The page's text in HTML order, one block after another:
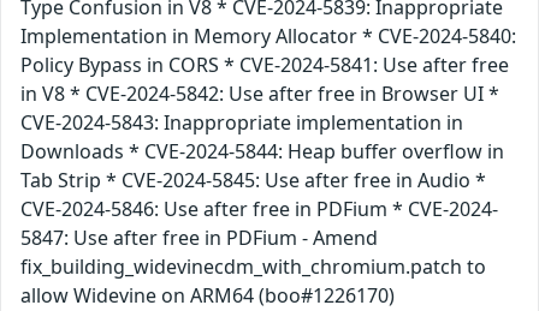
Type Confusion in V8 * CVE-2024-5839: Inappropriate
Implementation in Memory Allocator * CVE-2024-5840:
Policy Bypass in CORS * CVE-2024-5841: Use after free
in V8 * CVE-2024-5842: Use after free in Browser UI *
CVE-2024-5843: Inappropriate implementation in
Downloads * CVE-2024-5844: Heap buffer overflow in
Tab Strip * CVE-2024-5845: Use after free in Audio *
CVE-2024-5846: Use after free in PDFium * CVE-2024-
5847: Use after free in PDFium - Amend
fix_building_widevinecdm_with_chromium.patch to
allow Widevine on ARM64 (boo#1226170)